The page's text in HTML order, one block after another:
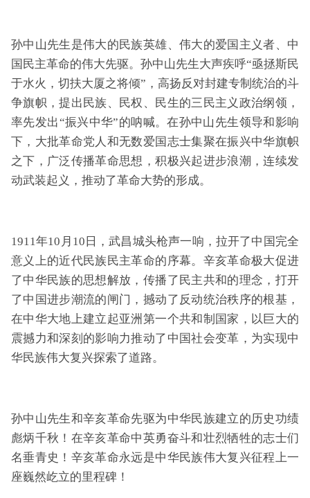
孙中山先生是伟大的民族英雄、伟大的爱国主义者、中
国民主革命的伟大先驱。孙中山先生大声疾呼“亟拯斯民
于水火，切扶大厦之将倾”，高扬反对封建专制统治的斗
争旗帜，提出民族、民权、民生的三民主义政治纲领，
率先发出“振兴中华”的呐喊。在孙中山先生领导和影响
下，大批革命党人和无数爱国志士集聚在振兴中华旗帜
之下，广泛传播革命思想，积极兴起进步浪潮，连续发
动武装起义，推动了革命大势的形成。
1911年10月10日，武昌城头枪声一响，拉开了中国完全
意义上的近代民族民主革命的序幕。辛亥革命极大促进
了中华民族的思想解放，传播了民主共和的理念，打开
了中国进步潮流的闸门，撼动了反动统治秩序的根基，
在中华大地上建立起亚洲第一个共和制国家，以巨大的
震撼力和深刻的影响力推动了中国社会变革，为实现中
华民族伟大复兴探索了道路。
孙中山先生和辛亥革命先驱为中华民族建立的历史功绩
彪炳千秋！在辛亥革命中英勇奋斗和壮烈牺牲的志士们
名垂青史！辛亥革命永远是中华民族伟大复兴征程上一
座巍然屹立的里程碑！